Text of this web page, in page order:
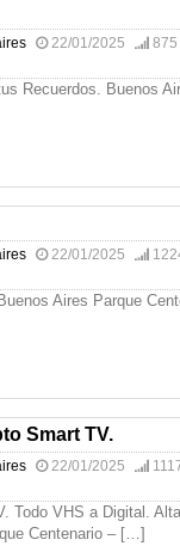
22/01/2025
875
Recuerdos. Buenos
22/01/2025
Aires Parque
Smart TV.
22/01/2025
Todo VHS a Digital. Alta
Centenario – […]